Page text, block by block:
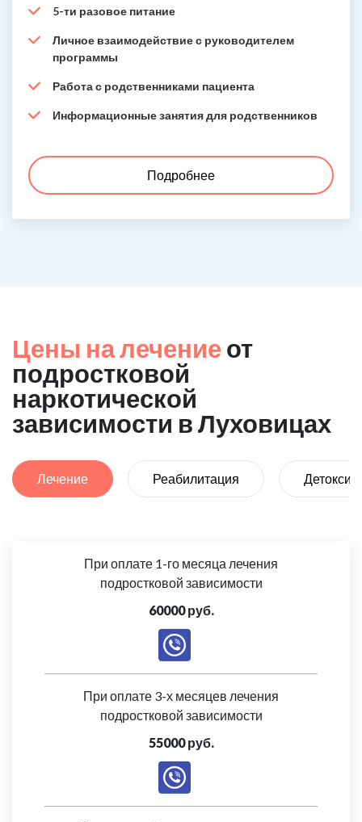
5-ти разовое питание
Личное взаимодействие с руководителем
программы
Работа с родственниками пациента
Информационные занятия для родственников
Подробнее
Цены на лечение от
подростковой
наркотической
зависимости в Луховицах
Лечение Реабилитация
При оплате 1-го месяца лечения
подростковой зависимости
60000 руб.
При оплате 3-х месяцев лечения
подростковой зависимости
55000 руб.